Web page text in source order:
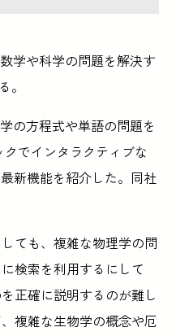
学や科学の問題を解決す
。
の方程式や単語の問題を
でインタラクティブな
新機能を紹介した。同社
ても、複雑な物理学の問
検索を利用するにして
正確に説明するのが難し
複雑な生物学の概念や厄